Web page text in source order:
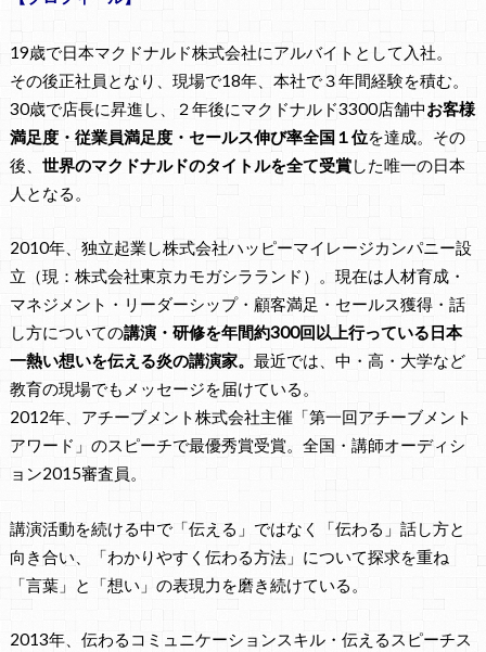
19歳で日本マクドナルド株式会社にアルバイトとして入社。
その後正社員となり、現場で18年、本社で３年間経験を積む。
30歳で店長に昇進し、２年後にマクドナルド3300店舗中お客様
満足度・従業員満足度・セールス伸び率全国１位を達成。その
後、 世界のマクドナルドのタイトルを全て受賞した唯一の日本
人となる。
2010年、独立起業し株式会社ハッピーマイレージカンパニー設
立（現：株式会社東京カモガシラランド）。現在は人材育成・
マネジメント・リーダーシップ・顧客満足・セールス獲得・話
し方についての講演・研修を年間約300回以上行っている日本
一熱い想いを伝える炎の講演家。 最近では、中・高・大学など
教育の現場でもメッセージを届けている。
2012年、アチーブメント株式会社主催「第一回アチーブメント
アワード」のスピーチで最優秀賞受賞。全国・講師オーディシ
ョン2015審査員。
講演活動を続ける中で「伝える」ではなく「伝わる」話し方と
向き合い、「わかりやすく伝わる方法」について探求を重ね
「言葉」と「想い」の表現力を磨き続けている。
2013年、伝わるコミュニケーションスキル・伝えるスピーチス